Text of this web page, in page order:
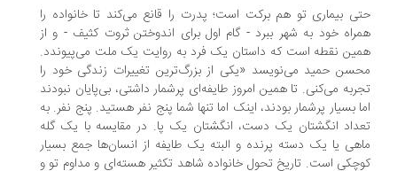
بیماری تو هم برکت است؛ پدرت را قانع می‌کند تا خانواده را
خود به شهر ببرد - گام اول برای اندوختن ثروت کثیف - و از
نقطه است که داستان یک فرد به روایت یک ملت می‌پیوندد.
حمید می‌نویسد «یکی از بزرگ‌ترین تغییرات زندگی خود را
می‌کنی. تا همین امروز طایفه‌ای پرشمار داشتی، بی‌پایان نبودند
بسیار پرشمار بودند، اینک اما تنها شما پنج نفر هستید. پنج نفر. به
انگشتان یک دست، انگشتان یک پا. در مقایسه با یک گله
یا یک دسته پرنده و البته یک طایفه از انسان‌ها جمع بسیار
است. تاریخ تحول خانواده شاهد تکثیر هسته‌ای و مداوم تو و